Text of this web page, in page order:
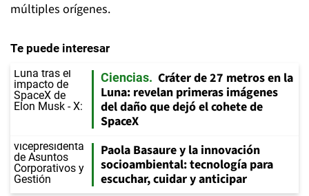
múltiples orígenes.
Te puede interesar
Ciencias
Cráter de 27 metros en la
Luna: revelan primeras imágenes
del daño que dejó el cohete de
SpaceX
Paola Basaure y la innovación
socioambiental: tecnología para
escuchar, cuidar y anticipar